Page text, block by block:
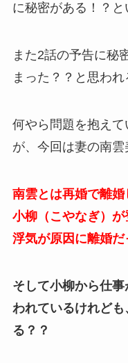
に秘密がある！？と
また2話の予告に秘
まった？？と思われ
何やら問題を抱え
が、今回は妻の南雲
南雲とは再婚で離婚
小柳（こやなぎ）が
浮気が原因に離婚
そして小柳から仕
われているけれど
る？？